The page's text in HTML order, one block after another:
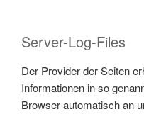
Server-Log-Files
Der Provider der Seiten
Informationen in so
Browser automatisch an